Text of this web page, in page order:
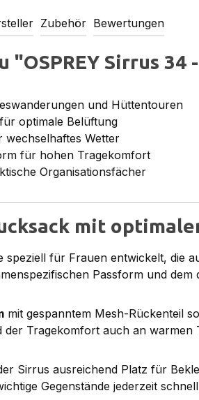
Zubehör Bewertungen
"OSPREY Sirrus
und Hüttentouren
optimale Belüftung
wechselhaftes Wetter
für hohen Tragekomfort
Organisationsfächer
mit
speziell für Frauen entwickelt, die
Passform und
mit gespanntem Mesh-Rückenteil
der Tragekomfort auch an warmen
Sirrus ausreichend Platz für
Gegenstände jederzeit